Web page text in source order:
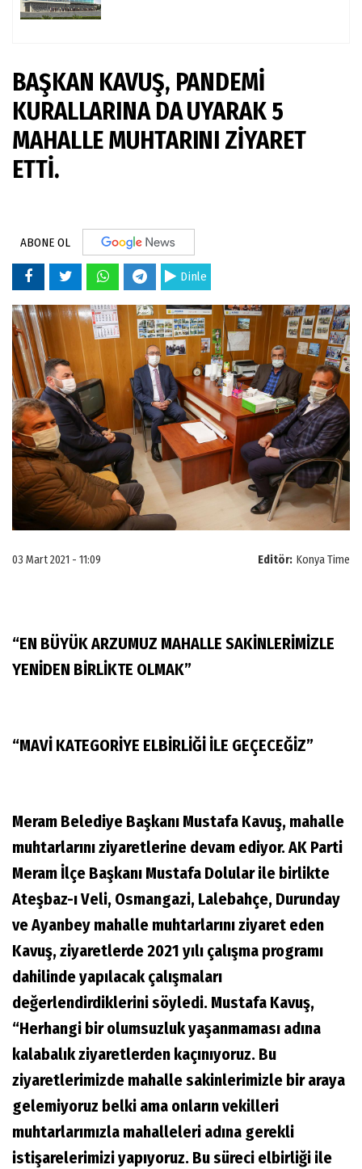
BAŞKAN KAVUŞ, PANDEMİ
KURALLARINA DA UYARAK 5
MAHALLE MUHTARINI ZİYARET
ETTİ.
ABONE OL
Dinle
Editör: Konya Time
03 Mart 2021 - 11:09
“EN BÜYÜK ARZUMUZ MAHALLE SAKİNLERİMİZLE
YENİDEN BİRLİKTE OLMAK”
“MAVİ KATEGORİYE ELBİRLİĞİ İLE GEÇECEĞİZ”
Meram Belediye Başkanı Mustafa Kavuş, mahalle
muhtarlarını ziyaretlerine devam ediyor. AK Parti
Meram İlçe Başkanı Mustafa Dolular ile birlikte
Ateşbaz-ı Veli, Osmangazi, Lalebahçe, Durunday
ve Ayanbey mahalle muhtarlarını ziyaret eden
Kavuş, ziyaretlerde 2021 yılı çalışma programı
dahilinde yapılacak çalışmaları
değerlendirdiklerini söyledi. Mustafa Kavuş,
“Herhangi bir olumsuzluk yaşanmaması adına
kalabalık ziyaretlerden kaçınıyoruz. Bu
ziyaretlerimizde mahalle sakinlerimizle bir araya
gelemiyoruz belki ama onların vekilleri
muhtarlarımızla mahalleleri adına gerekli
istişarelerimizi yapıyoruz. Bu süreci elbirliği ile